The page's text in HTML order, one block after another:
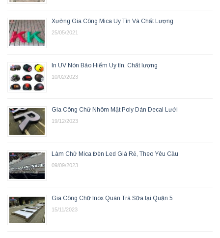
Xưởng Gia Công Mica Uy Tín Và Chất Lượng
25/05/2021
In UV Nón Bảo Hiểm Uy tín, Chất lượng
10/02/2023
Gia Công Chữ Nhôm Mặt Poly Dán Decal Lưới
19/12/2023
Làm Chữ Mica Đèn Led Giá Rẻ, Theo Yêu Cầu
09/09/2023
Gia Công Chữ Inox Quán Trà Sữa tại Quận 5
15/11/2023